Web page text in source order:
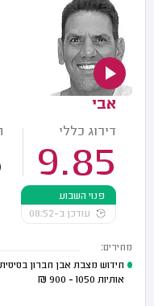
אבי
דירוג כללי
9.85
פנוי השבוע
עודכן ב-08:52
מחירים:
חידוש מצבת אבן חברון
אותיות 1050 - 900
₪